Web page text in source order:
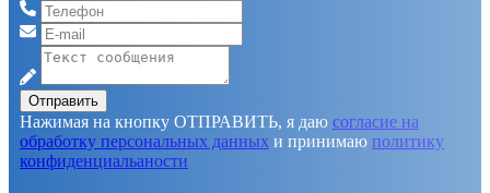
Отправить
Нажимая на кнопку ОТПРАВИТЬ, я даю согласие на
обработку персональных данных и принимаю политику
конфиденциальаности